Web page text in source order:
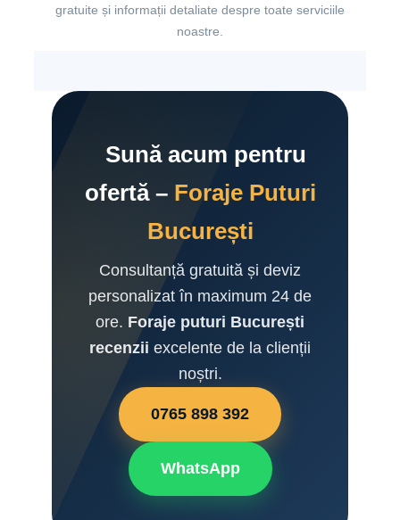
gratuite și informații detaliate despre toate serviciile
noastre.
Sună acum pentru
ofertă – Foraje Puturi
București
Consultanță gratuită și deviz
personalizat în maximum 24 de
ore. Foraje puturi București
recenzii excelente de la clienții
noștri.
0765 898 392
WhatsApp